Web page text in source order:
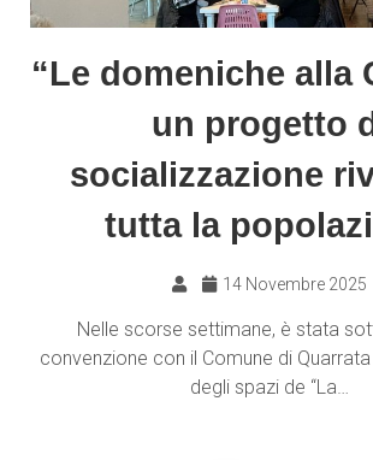
“Le domeniche alla
un progetto
socializzazione
tutta la
14 Novembre 2025
Nelle scorse settimane, è stata
convenzione con il Comune di
degli spazi de “La…